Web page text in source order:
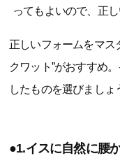
ってもよいので、正
正しいフォームをマス
クワット”がおすすめ
したものを選びましょ
●1.イスに自然に腰